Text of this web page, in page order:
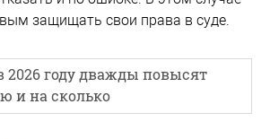
защищать свои права в суде.
2026 году дважды повысят
и на сколько